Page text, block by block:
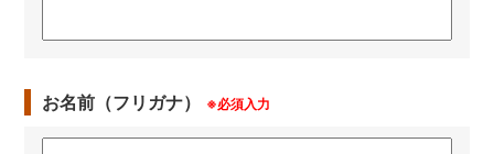
お名前（フリガナ） ※必須入力